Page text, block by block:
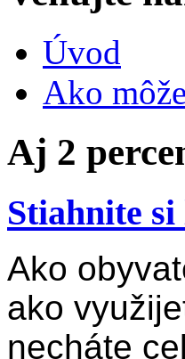
Úvod
Ako
Aj 2
Stiahnite
Ako
ako
necháte